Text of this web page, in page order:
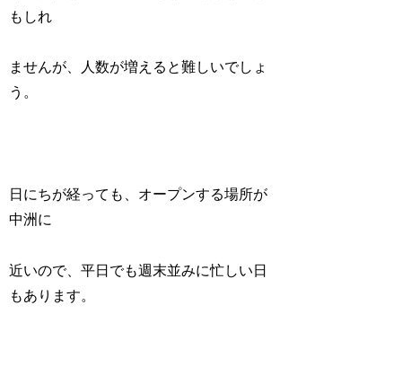
もしれ
ませんが、人数が増えると難しいでしょ
う。
日にちが経っても、オープンする場所が
中洲に
近いので、平日でも週末並みに忙しい日
もあります。